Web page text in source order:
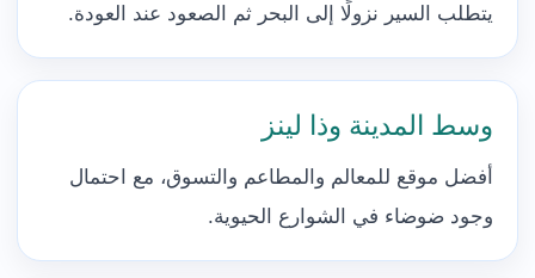
يتطلب السير نزولًا إلى البحر ثم الصعود عند العودة.
وسط المدينة وذا لينز
أفضل موقع للمعالم والمطاعم والتسوق، مع احتمال
وجود ضوضاء في الشوارع الحيوية.